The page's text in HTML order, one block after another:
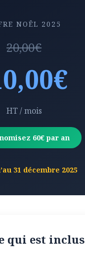
NOËL 2025
20,00€
HT / mois
60€ par an
31 décembre 2025
qui est inclus